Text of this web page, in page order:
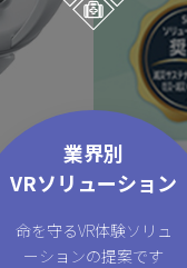
業界別
VRソリューション
命を守るVR体験ソリュ
ーションの提案です